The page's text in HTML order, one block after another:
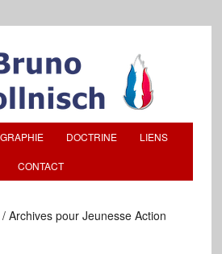
DOCTRINE LIENS
CONTACT
/Archives pour Jeunesse Action